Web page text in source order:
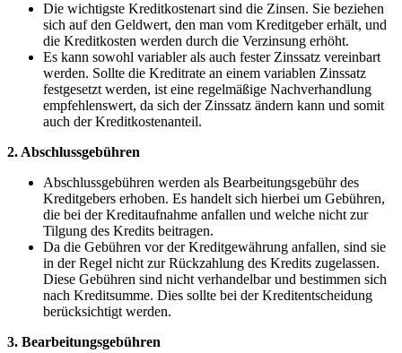
Die wichtigste Kreditkostenart ⁤sind ‍die Zinsen. Sie⁢ beziehen
sich auf ⁢den Geldwert, den​ man ⁤vom Kreditgeber ‍erhält, und
die Kreditkosten werden durch die Verzinsung erhöht.
Es kann sowohl variabler als auch fester Zinssatz vereinbart‍
werden. Sollte⁣ die ​Kreditrate an einem variablen Zinssatz‍
festgesetzt werden, ist eine⁣ regelmäßige Nachverhandlung⁣
empfehlenswert, da sich​ der Zinssatz ‍ändern kann und somit
auch der Kreditkostenanteil.
2. Abschlussgebühren
Abschlussgebühren ‍werden ​als ⁣Bearbeitungsgebühr des
Kreditgebers erhoben. Es handelt ⁤sich hierbei um ⁢Gebühren,
die bei der Kreditaufnahme‌ anfallen und welche nicht zur‌
Tilgung des Kredits beitragen.
Da die Gebühren vor der⁤ Kreditgewährung⁤ anfallen,⁣ sind ​sie
in ​der Regel nicht zur​ Rückzahlung des Kredits​ zugelassen.⁣
Diese Gebühren ‌sind nicht verhandelbar ⁣und bestimmen sich
nach Kreditsumme.‌ Dies sollte bei der Kreditentscheidung
berücksichtigt werden.
3. Bearbeitungsgebühren